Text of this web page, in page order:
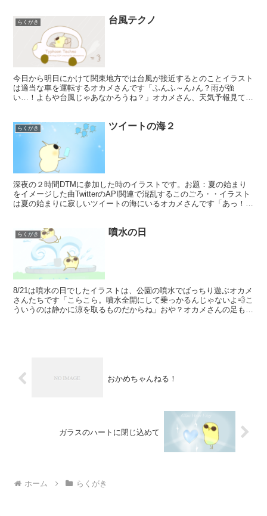
らくがき 台風テクノ
今日から明日にかけて関東地方では台風が接近するとのことイラスト
は適当な車を運転するオカメさんです「ふんふ～ん♪ん？雨が強
い…！よもや台風じゃあなかろうね？」オカメさん、天気予報見てな
らくがき ツイートの海２
深夜の２時間DTMに参加した時のイラストです。お題：夏の始まり
をイメージした曲TwitterのAPI関連で混乱するこのごろ・・イラスト
は夏の始まりに寂しいツイートの海にいるオカメさんです「あっ！オ
らくがき 噴水の日
8/21は噴水の日でしたイラストは、公園の噴水でばっちり遊ぶオカメ
さんたちです「こらこら。噴水全開にして乗っかるんじゃないよ💨こ
ういうのは静かに涼を取るものだからね」おや？オカメさんの足もと
おかめちゃんねる！
ガラスのハートに閉じ込めて
ホーム らくがき